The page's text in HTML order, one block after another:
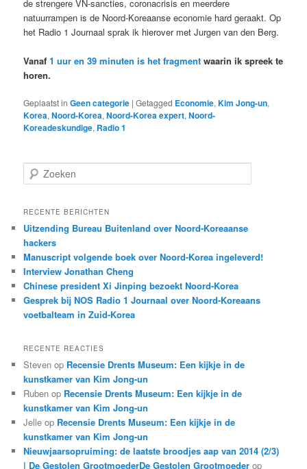
de strengere VN-sancties, coronacrisis en meerdere
natuurrampen is de Noord-Koreaanse economie hard geraakt. Op
het Radio 1 Journaal sprak ik hierover met Jurgen van den Berg.
Vanaf1 uur en 39 minuten is het fragment waarin ik spreek te
horen.
Geplaatst in Geen categorie |Getagged Economie,Kim Jong-un,
Korea,Noord-Korea,Noord-Korea expert,Noord-
Koreadeskundige, Radio 1
o
k
n
RECENTE BERICHTEN
Uitzending Bureau Buitenland over Noord-Koreaanse
hackers
Manuscript volgende boek over Noord-Korea ingeleverd!
Interview Jonathan Cheng
Chinese president Xi Jinping bezoekt Noord-Korea
Gesprek bij NOS Radio 1 Journaal over Noord-Koreaans
voetbalteam in Zuid-Korea
RECENTE REACTIES
Steven op Recensie Drents Museum: Een kijkje in de
kunstkamer van Kim Jong-un
Ruben op Recensie Drents Museum: Een kijkje in de
kunstkamer van Kim Jong-un
Jelle op Recensie Drents Museum: Een kijkje in de
kunstkamer van Kim Jong-un
Nieuwjaarsopruiming: de laatste broodjes aap van 2014 (2/3)
| De Gestolen GrootmoederDe Gestolen Grootmoeder op